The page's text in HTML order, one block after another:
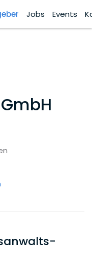
Jobs Events